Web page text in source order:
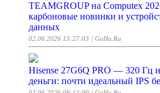
TEAMGROUP на Computex
карбоновые новинки и
данных
02.06.2026 13:27:03 | GoHa.Ru
Hisense 27G6Q PRO — 320 Гц
деньги: почти идеальный IPS